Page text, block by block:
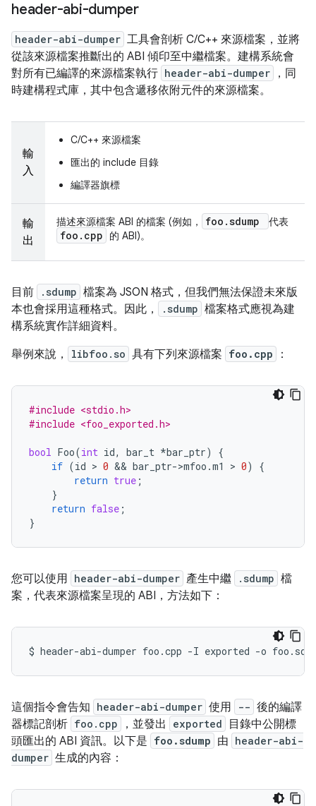
header-abi-dumper
header-abi-dumper 工具會剖析 C/C++ 來源檔案，並將
從該來源檔案推斷出的 ABI 傾印至中繼檔案。建構系統會
對所有已編譯的來源檔案執行 header-abi-dumper
，同
時建構程式庫，其中包含遞移依附元件的來源檔案。
輸
入
C/C++ 來源檔案
匯出的 include 目錄
編譯器旗標
輸
出
描述來源檔案 ABI 的檔案 (例如， foo .sdump 代表
foo . cpp 的 ABI)。
目前 .sdump 檔案為 JSON 格式，但我們無法保證未來版
本也會採用這種格式。因此，
.sdump 檔案格式應視為建
構系統實作詳細資料。
舉例來說，
libfoo.so 具有下列來源檔案 foo.cpp ：
#include <stdio.h>
#include <foo_exported.h>
bool Foo(int id, bar_t *bar_ptr)
{
if (id > 0 && bar_ptr->mfoo .m1 > 0)
{
return true ;
}
return false ;
}
您可以使用 header-abi-dumper 產生中繼 .sdump 檔
案，代表來源檔案呈現的 ABI，方法如下：
$ header-abi-dumper foo.cpp -I exported -o
這個指令會告知 header-abi-dumper 使用 -- 後的編譯
器標記剖析 foo.cpp ，並發出 exported
目錄中公開標
頭匯出的 ABI 資訊。以下是 foo.sdump 由 header-abi-
dumper 生成的內容：